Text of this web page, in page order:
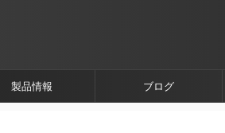
製品情報 ブログ